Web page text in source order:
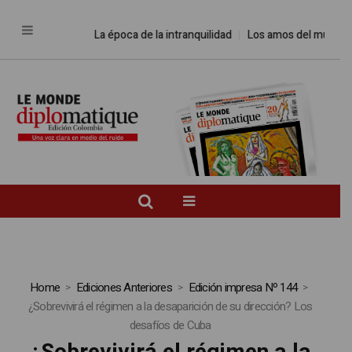
La época de la intranquilidad Los amos del mundo
Home Ediciones Anteriores
Edición impresa Nº 144
¿Sobrevivirá el régimen a la desaparición de su dirección? Los
desafíos de Cuba